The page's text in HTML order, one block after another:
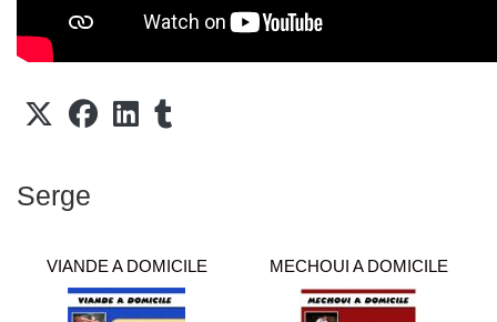
Serge
VIANDE A DOMICILE MECHOUI A DOMICILE